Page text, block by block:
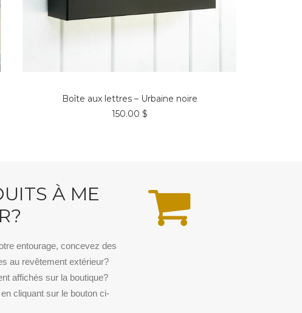
Boîte aux lettres – Urbaine noire
150.00 $
À ME
entourage, concevez des
au revêtement extérieur?
affichés sur la boutique?
cliquant sur le bouton ci-